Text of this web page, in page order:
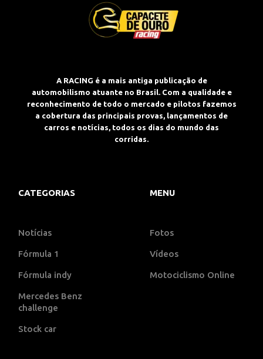
A RACING é a mais antiga publicação de
automobilismo atuante no Brasil. Com a qualidade e
reconhecimento de todo o mercado e pilotos fazemos
a cobertura das principais provas, lançamentos de
carros e notícias, todos os dias do mundo das
corridas.
CATEGORIAS
Notícias
Fórmula 1
Fórmula indy
Mercedes Benz
challenge
Stock car
MENU
Fotos
Vídeos
Motociclismo Online